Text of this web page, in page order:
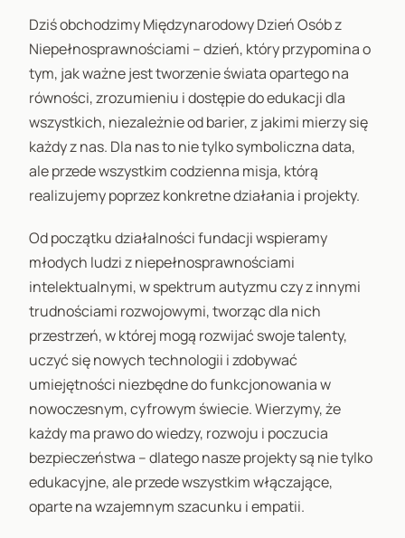
Dziś obchodzimy Międzynarodowy Dzień Osób z
Niepełnosprawnościami – dzień, który przypomina o
tym, jak ważne jest tworzenie świata opartego na
równości, zrozumieniu i dostępie do edukacji dla
wszystkich, niezależnie od barier, z jakimi mierzy się
każdy z nas. Dla nas to nie tylko symboliczna data,
ale przede wszystkim codzienna misja, którą
realizujemy poprzez konkretne działania i projekty.
Od początku działalności fundacji wspieramy
młodych ludzi z niepełnosprawnościami
intelektualnymi, w spektrum autyzmu czy z innymi
trudnościami rozwojowymi, tworząc dla nich
przestrzeń, w której mogą rozwijać swoje talenty,
uczyć się nowych technologii i zdobywać
umiejętności niezbędne do funkcjonowania w
nowoczesnym, cyfrowym świecie. Wierzymy, że
każdy ma prawo do wiedzy, rozwoju i poczucia
bezpieczeństwa – dlatego nasze projekty są nie tylko
edukacyjne, ale przede wszystkim włączające,
oparte na wzajemnym szacunku i empatii.